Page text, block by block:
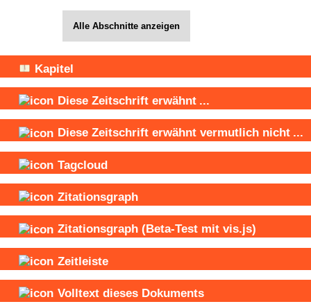
Alle Abschnitte anzeigen
Kapitel
Diese Zeitschrift erwähnt ...
Diese Zeitschrift erwähnt vermutlich nicht ...
Tagcloud
Zitationsgraph
Zitationsgraph (Beta-Test mit vis.js)
Zeitleiste
Volltext dieses Dokuments